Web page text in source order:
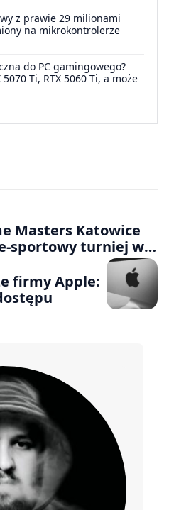
z prawie 29 milionami
na mikrokontrolerze
do PC gamingowego?
Ti, RTX 5060 Ti, a może
Masters Katowice
e-sportowy turniej w
firmy Apple: